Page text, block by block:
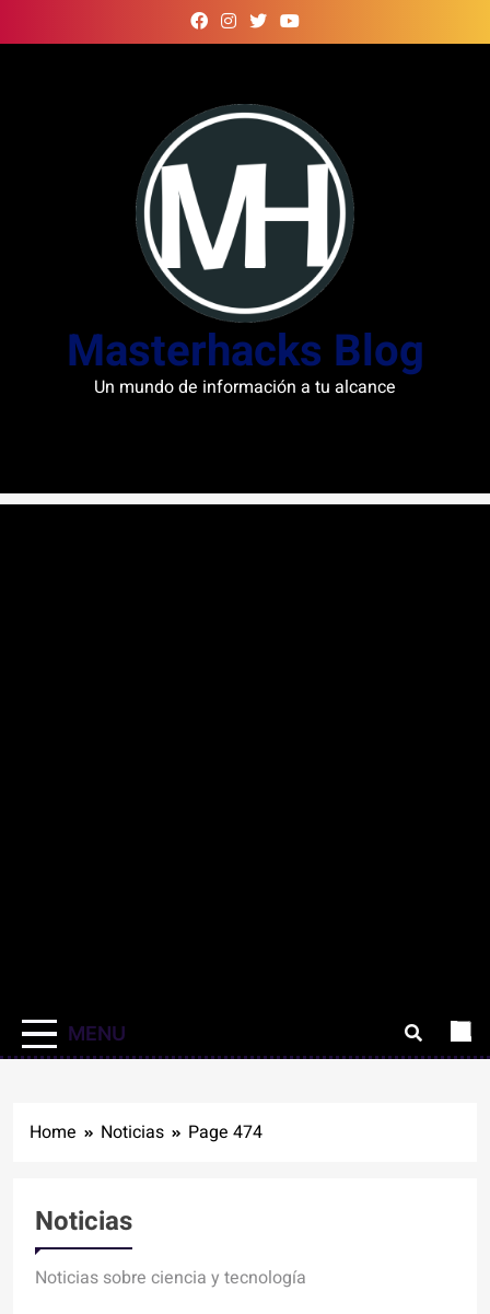
to
Masterhacks Blog
Un mundo de información a tu alcance
MENU
Home Noticias Page 474
Noticias
Noticias sobre ciencia y tecnología